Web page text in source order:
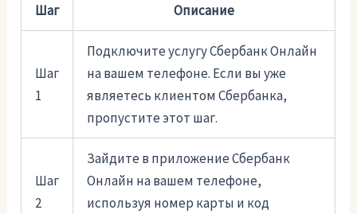
Шаг Описание
Шаг
1
Подключите услугу Сбербанк Онлайн
на вашем телефоне. Если вы уже
являетесь клиентом Сбербанка,
пропустите этот шаг.
Шаг
2
Зайдите в приложение Сбербанк
Онлайн на вашем телефоне,
используя номер карты и код